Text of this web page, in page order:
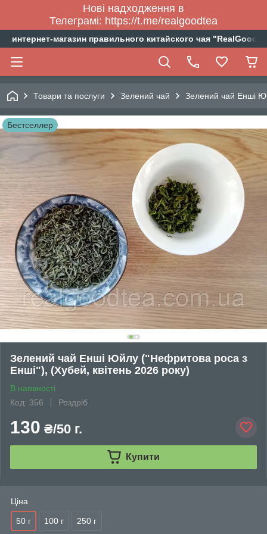
Нові надходження в
Телеграмі: https://t.me/realgoodtea
интернет-магазин правильного китайского чая
Товари та послуги Зелений чай Зелений чай Енші
Бестселлер
Зелений чай Енші Юйлу ("Нефритова роса з
Енші"), (Хубей, квітень 2026 року)
В наявності
Код: 356
Роздріб
130 ₴/50 г.
Купити
Ціна
50 г 100 г 250 г